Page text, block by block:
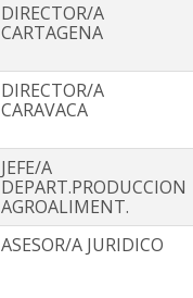
DIRECTOR/A
CARTAGENA
DIRECTOR/A
CARAVACA
JEFE/A
DEPART.PRODUCCION
AGROALIMENT.
ASESOR/A JURIDICO